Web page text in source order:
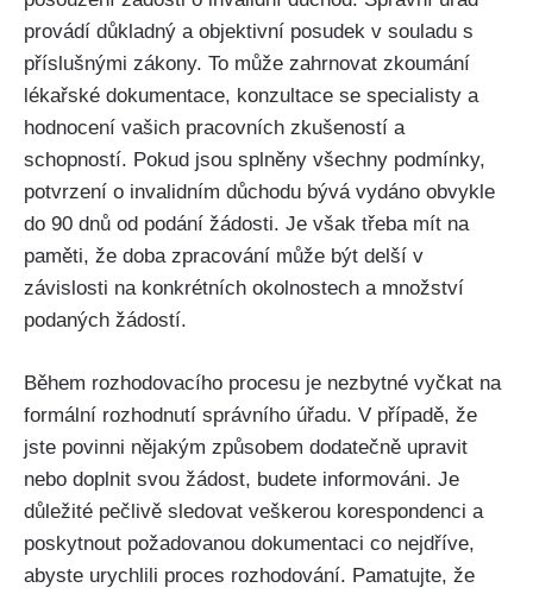
provádí důkladný a objektivní posudek v souladu s
příslušnými zákony. To může zahrnovat zkoumání
lékařské dokumentace, konzultace se specialisty a
hodnocení vašich pracovních zkušeností a
schopností. Pokud jsou splněny všechny podmínky,
potvrzení o invalidním důchodu bývá vydáno obvykle
do 90 dnů od podání žádosti. Je však třeba mít na
paměti, že doba zpracování může být delší v
závislosti na konkrétních okolnostech a množství
podaných žádostí.
Během rozhodovacího procesu je nezbytné vyčkat na
formální rozhodnutí správního úřadu. V případě, že
jste povinni nějakým způsobem dodatečně upravit
nebo doplnit svou žádost, budete informováni. Je
důležité pečlivě sledovat veškerou korespondenci a
poskytnout požadovanou dokumentaci co nejdříve,
abyste urychlili proces rozhodování. Pamatujte, že